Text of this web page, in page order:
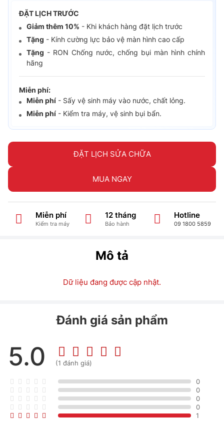
ĐẶT LỊCH TRƯỚC
Giảm thêm 10% - Khi khách hàng đặt lịch trước
Tặng - Kính cường lực bảo vệ màn hình cao cấp
Tặng - RON Chống nước, chống bụi màn hình chính
hãng
Miễn phí:
Miễn phí - Sấy vệ sinh máy vào nước, chất lỏng.
Miễn phí - Kiểm tra máy, vệ sinh bụi bẩn.
ĐẶT LỊCH SỬA CHỮA
MUA NGAY
Miễn phí
Kiểm tra máy
12 tháng
Bảo hành
Hotline
09 1800 5859
Mô tả
Dữ liệu đang được cập nhật.
Đánh giá sản phẩm
5.0 (1 đánh giá)
0
0
0
0
1